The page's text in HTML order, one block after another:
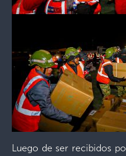
Luego de ser recibidos